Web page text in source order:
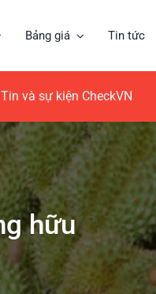
Bảng giá Tin tức
Tin và sự kiện CheckVN
hữu